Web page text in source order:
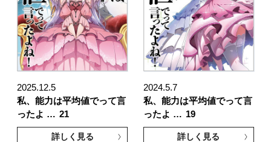
2025.12.5
私、能力は平均値でって言
ったよ … 21
詳しく見る
2024.5.7
私、能力は平均値でって言
ったよ … 19
詳しく見る